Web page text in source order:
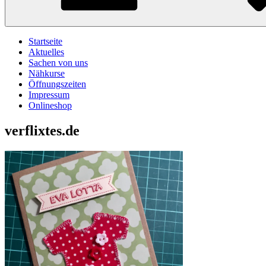
Startseite
Aktuelles
Sachen von uns
Nähkurse
Öffnungszeiten
Impressum
Onlineshop
verflixtes.de